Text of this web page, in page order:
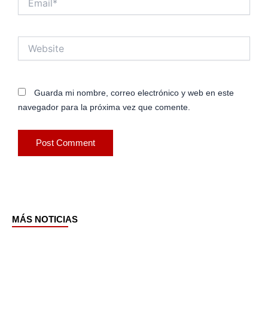
Guarda mi nombre, correo electrónico y web en este
navegador para la próxima vez que comente.
MÁS NOTICIAS